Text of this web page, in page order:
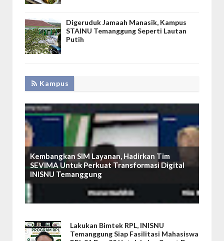
Digeruduk Jamaah Manasik, Kampus
STAINU Temanggung Seperti Lautan
Putih
Kampus
Kembangkan SIM Layanan, Hadirkan Tim
SEVIMA Untuk Perkuat Transformasi Digital
INISNU Temanggung
Lakukan Bimtek RPL, INISNU
Temanggung Siap Fasilitasi Mahasiswa